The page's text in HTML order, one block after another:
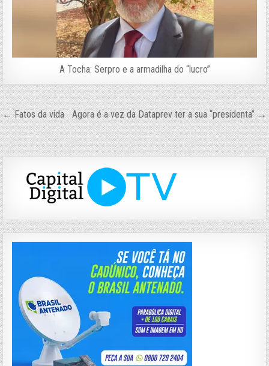
A Tocha: Serpro e a armadilha do “lucro”
Navegação
de
Post
← Fatos da vida Agora é a vez da Dataprev ter a sua “presidenta” →